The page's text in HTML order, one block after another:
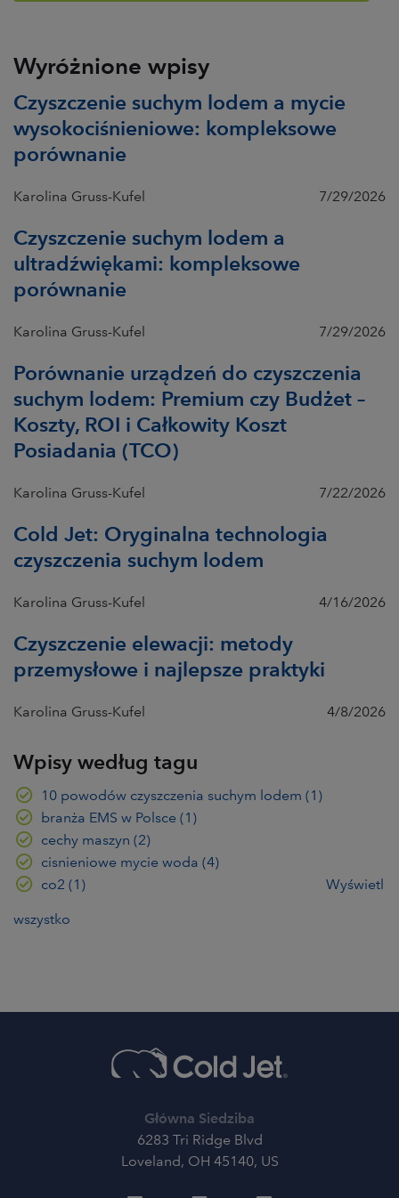
Wyróżnione wpisy
Czyszczenie suchym lodem a mycie
wysokociśnieniowe: kompleksowe
porównanie
Karolina Gruss-Kufel 7/29/2026
Czyszczenie suchym lodem a
ultradźwiękami: kompleksowe
porównanie
Karolina Gruss-Kufel 7/29/2026
Porównanie urządzeń do czyszczenia
suchym lodem: Premium czy Budżet –
Koszty, ROI i Całkowity Koszt
Posiadania (TCO)
Karolina Gruss-Kufel 7/22/2026
Cold Jet: Oryginalna technologia
czyszczenia suchym lodem
Karolina Gruss-Kufel 4/16/2026
Czyszczenie elewacji: metody
przemysłowe i najlepsze praktyki
Karolina Gruss-Kufel 4/8/2026
Wpisy według tagu
10 powodów czyszczenia suchym lodem (1)
branża EMS w Polsce (1)
cechy maszyn (2)
cisnieniowe mycie woda (4)
co2 (1) Wyświetl
wszystko
Główna Siedziba
6283 Tri Ridge Blvd
Loveland, OH 45140, US